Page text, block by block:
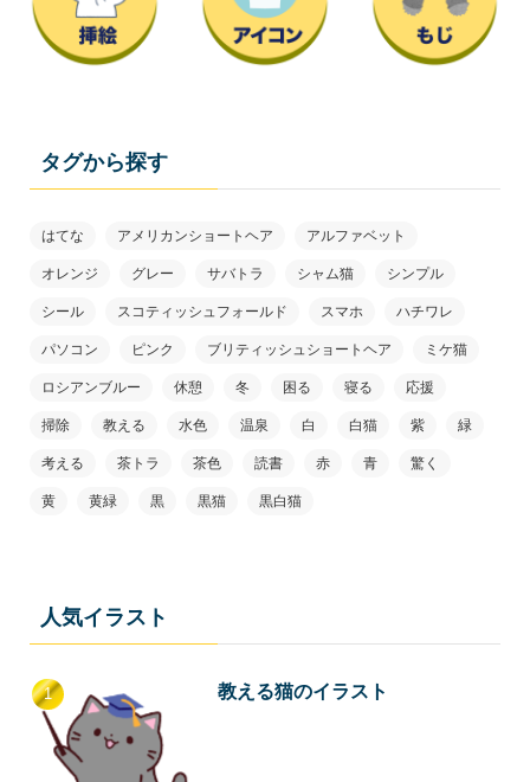
タグから探す
はてな アメリカンショートヘア アルファベット
オレンジ グレー サバトラ シャム猫 シンプル
シール スコティッシュフォールド スマホ ハチワレ
パソコン ピンク ブリティッシュショートヘア ミケ猫
ロシアンブルー 休憩 冬 困る 寝る 応援
掃除 教える 水色 温泉 白 白猫 紫 緑
考える 茶トラ 茶色 読書 赤 青 驚く
黄 黄緑 黒 黒猫 黒白猫
人気イラスト
教える猫のイラスト